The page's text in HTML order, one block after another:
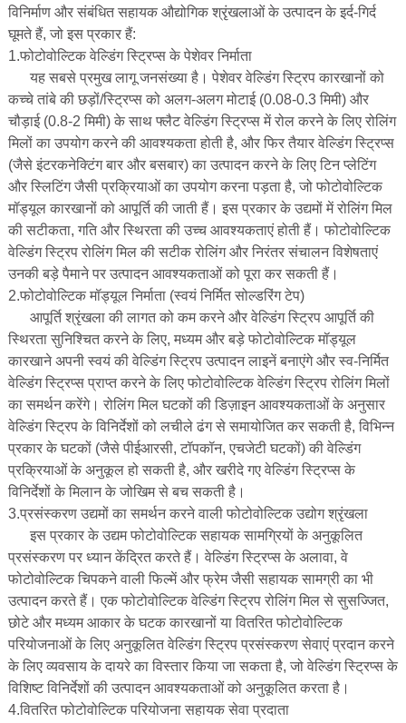
विनिर्माण और संबंधित सहायक औद्योगिक श्रृंखलाओं के उत्पादन के इर्द-गिर्द
घूमते हैं, जो इस प्रकार हैं:
1.फोटोवोल्टिक वेल्डिंग स्ट्रिप्स के पेशेवर निर्माता
यह सबसे प्रमुख लागू जनसंख्या है। पेशेवर वेल्डिंग स्ट्रिप कारखानों को
कच्चे तांबे की छड़ों/स्ट्रिप्स को अलग-अलग मोटाई (0.08-0.3 मिमी) और
चौड़ाई (0.8-2 मिमी) के साथ फ्लैट वेल्डिंग स्ट्रिप्स में रोल करने के लिए रोलिंग
मिलों का उपयोग करने की आवश्यकता होती है, और फिर तैयार वेल्डिंग स्ट्रिप्स
(जैसे इंटरकनेक्टिंग बार और बसबार) का उत्पादन करने के लिए टिन प्लेटिंग
और स्लिटिंग जैसी प्रक्रियाओं का उपयोग करना पड़ता है, जो फोटोवोल्टिक
मॉड्यूल कारखानों को आपूर्ति की जाती हैं। इस प्रकार के उद्यमों में रोलिंग मिल
की सटीकता, गति और स्थिरता की उच्च आवश्यकताएं होती हैं। फोटोवोल्टिक
वेल्डिंग स्ट्रिप रोलिंग मिल की सटीक रोलिंग और निरंतर संचालन विशेषताएं
उनकी बड़े पैमाने पर उत्पादन आवश्यकताओं को पूरा कर सकती हैं।
2.फोटोवोल्टिक मॉड्यूल निर्माता (स्वयं निर्मित सोल्डरिंग टेप)
आपूर्ति श्रृंखला की लागत को कम करने और वेल्डिंग स्ट्रिप आपूर्ति की
स्थिरता सुनिश्चित करने के लिए, मध्यम और बड़े फोटोवोल्टिक मॉड्यूल
कारखाने अपनी स्वयं की वेल्डिंग स्ट्रिप उत्पादन लाइनें बनाएंगे और स्व-निर्मित
वेल्डिंग स्ट्रिप्स प्राप्त करने के लिए फोटोवोल्टिक वेल्डिंग स्ट्रिप रोलिंग मिलों
का समर्थन करेंगे। रोलिंग मिल घटकों की डिज़ाइन आवश्यकताओं के अनुसार
वेल्डिंग स्ट्रिप के विनिर्देशों को लचीले ढंग से समायोजित कर सकती है, विभिन्न
प्रकार के घटकों (जैसे पीईआरसी, टॉपकॉन, एचजेटी घटकों) की वेल्डिंग
प्रक्रियाओं के अनुकूल हो सकती है, और खरीदे गए वेल्डिंग स्ट्रिप्स के
विनिर्देशों के मिलान के जोखिम से बच सकती है।
3.प्रसंस्करण उद्यमों का समर्थन करने वाली फोटोवोल्टिक उद्योग श्रृंखला
इस प्रकार के उद्यम फोटोवोल्टिक सहायक सामग्रियों के अनुकूलित
प्रसंस्करण पर ध्यान केंद्रित करते हैं। वेल्डिंग स्ट्रिप्स के अलावा, वे
फोटोवोल्टिक चिपकने वाली फिल्में और फ्रेम जैसी सहायक सामग्री का भी
उत्पादन करते हैं। एक फोटोवोल्टिक वेल्डिंग स्ट्रिप रोलिंग मिल से सुसज्जित,
छोटे और मध्यम आकार के घटक कारखानों या वितरित फोटोवोल्टिक
परियोजनाओं के लिए अनुकूलित वेल्डिंग स्ट्रिप प्रसंस्करण सेवाएं प्रदान करने
के लिए व्यवसाय के दायरे का विस्तार किया जा सकता है, जो वेल्डिंग स्ट्रिप्स के
विशिष्ट विनिर्देशों की उत्पादन आवश्यकताओं को अनुकूलित करता है।
4.वितरित फोटोवोल्टिक परियोजना सहायक सेवा प्रदाता